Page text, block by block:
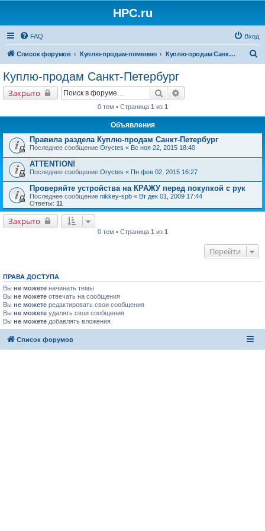
HPC.ru
FAQ Вход
Список форумов Куплю-продам-поменяю Куплю-продам Санкт-Петербург
Куплю-продам Санкт-Петербург
Закрыто Поиск
0 тем • Страница 1 из 1
Объявления
Правила раздела Куплю-продам Санкт-Петербург
Последнее сообщение Oryctes « Вс ноя 22, 2015 18:40
ATTENTION!
Последнее сообщение Oryctes « Пн фев 02, 2015 16:27
Проверяйте устройства на КРАЖУ перед покупкой с рук
Последнее сообщение nikkey-spb « Вт дек 01, 2009 17:44
Ответы: 11
Закрыто
0 тем • Страница 1 из 1
Перейти
ПРАВА ДОСТУПА
Вы не можете начинать темы
Вы не можете отвечать на сообщения
Вы не можете редактировать свои сообщения
Вы не можете удалять свои сообщения
Вы не можете добавлять вложения
Список форумов